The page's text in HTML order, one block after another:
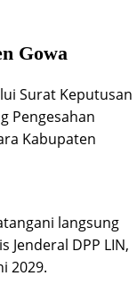
Gowa
Surat Keputusan
Pengesahan
Kabupaten
langsung
Jenderal DPP LIN,
2029.